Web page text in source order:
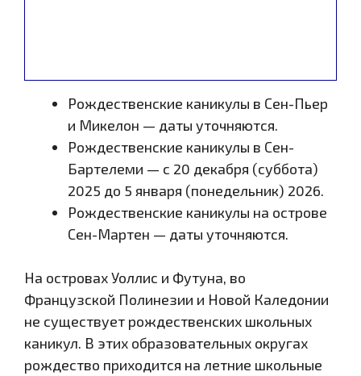
Рождественские каникулы в Сен-Пьер
и Микелон — даты уточняются.
Рождественские каникулы в Сен-
Бартелеми — с 20 декабря (суббота)
2025 до 5 января (понедельник) 2026.
Рождественские каникулы на острове
Сен-Мартен — даты уточняются.
На островах Уоллис и Футуна, во
Французской Полинезии и Новой Каледонии
не существует рождественских школьных
каникул. В этих образовательных округах
рождество приходится на летние школьные